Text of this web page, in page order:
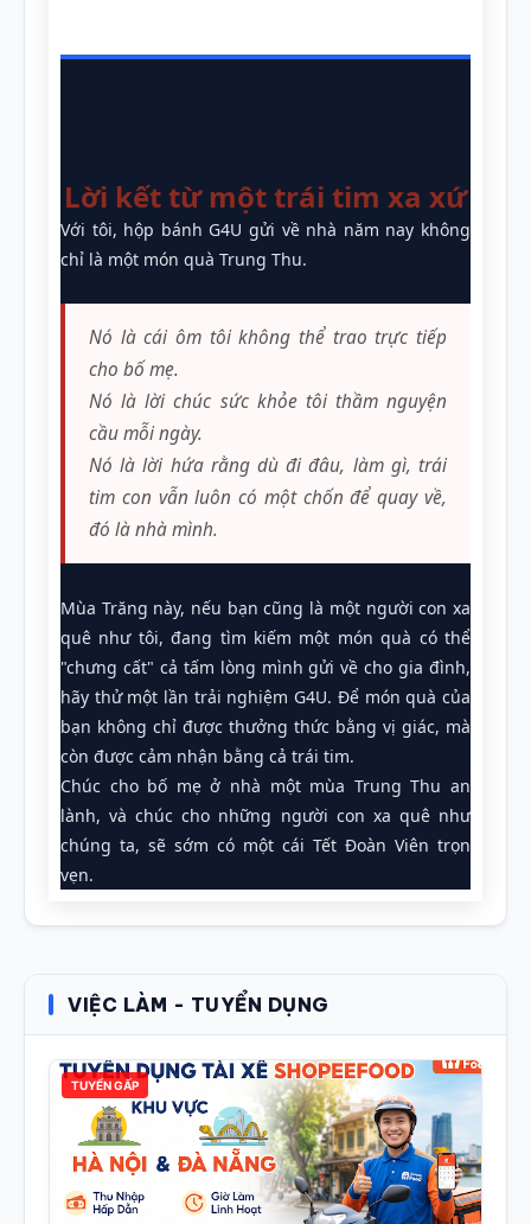
Lời kết từ một trái tim xa xứ
Với tôi, hộp bánh G4U gửi về nhà năm nay không
chỉ là một món quà Trung Thu.
Nó là cái ôm tôi không thể trao trực tiếp
cho bố mẹ.
Nó là lời chúc sức khỏe tôi thầm nguyện
cầu mỗi ngày.
Nó là lời hứa rằng dù đi đâu, làm gì, trái
tim con vẫn luôn có một chốn để quay về,
đó là nhà mình.
Mùa Trăng này, nếu bạn cũng là một người con xa
quê như tôi, đang tìm kiếm một món quà có thể
"chưng cất" cả tấm lòng mình gửi về cho gia đình,
hãy thử một lần trải nghiệm G4U. Để món quà của
bạn không chỉ được thưởng thức bằng vị giác, mà
còn được cảm nhận bằng cả trái tim.
Chúc cho bố mẹ ở nhà một mùa Trung Thu an
lành, và chúc cho những người con xa quê như
chúng ta, sẽ sớm có một cái Tết Đoàn Viên trọn
vẹn.
VIỆC LÀM - TUYỂN DỤNG
TUYỂN GẤP